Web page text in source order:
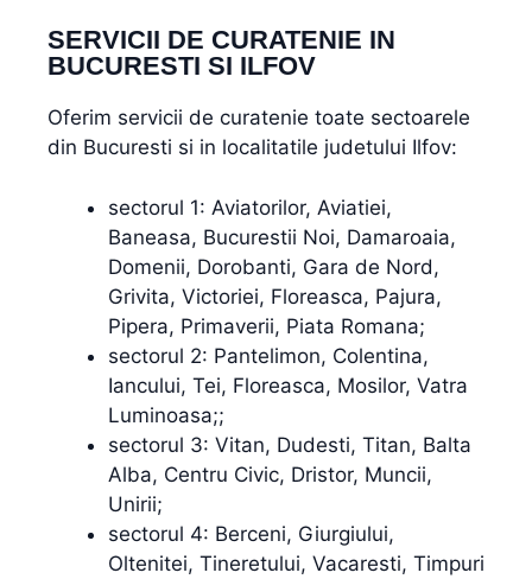
SERVICII DE CURATENIE IN
BUCURESTI SI ILFOV
Oferim servicii de curatenie toate sectoarele
din Bucuresti si in localitatile judetului Ilfov:
sectorul 1: Aviatorilor, Aviatiei,
Baneasa, Bucurestii Noi, Damaroaia,
Domenii, Dorobanti, Gara de Nord,
Grivita, Victoriei, Floreasca, Pajura,
Pipera, Primaverii, Piata Romana;
sectorul 2: Pantelimon, Colentina,
Iancului, Tei, Floreasca, Mosilor, Vatra
Luminoasa;;
sectorul 3: Vitan, Dudesti, Titan, Balta
Alba, Centru Civic, Dristor, Muncii,
Unirii;
sectorul 4: Berceni, Giurgiului,
Oltenitei, Tineretului, Vacaresti, Timpuri